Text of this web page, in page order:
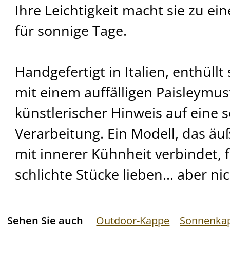
Ihre Leichtigkeit macht sie zu
für sonnige Tage.
Handgefertigt in Italien, enthüllt
mit einem auffälligen
künstlerischer Hinweis auf eine
Verarbeitung. Ein Modell, das
mit innerer Kühnheit verbindet,
schlichte Stücke lieben... aber
Sehen Sie auch Outdoor-Kappe